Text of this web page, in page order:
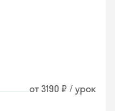
от 3190 ₽ / урок